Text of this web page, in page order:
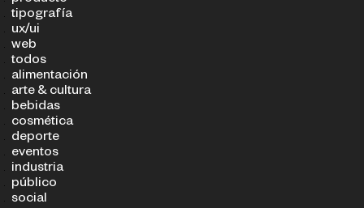
tipografía
ux/ui
web
todos
alimentación
arte & cultura
bebidas
cosmética
deporte
eventos
industria
público
social